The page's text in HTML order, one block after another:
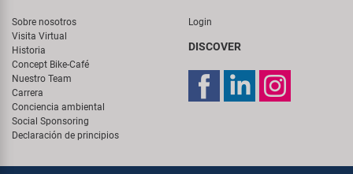
Sobre nosotros
Visita Virtual
Historia
Concept Bike-Café
Nuestro Team
Carrera
Conciencia ambiental
Social Sponsoring
Declaración de principios
Login
DISCOVER